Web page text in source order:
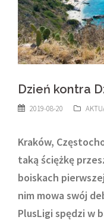
Dzień kontra
2019-08-20
Kraków,
taką ściężkę
boiskach
nim mowa swój
PlusLigi spędzi w